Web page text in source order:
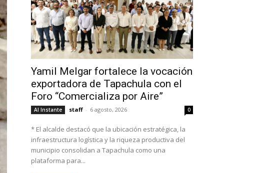
Yamil Melgar fortalece la vocación
exportadora de Tapachula con el
Foro “Comercializa por Aire”
Al Instante staff - 6 agosto, 2026 0
* El alcalde destacó que la ubicación estratégica, la
infraestructura logística y la riqueza productiva del
municipio consolidan a Tapachula como una
plataforma para...